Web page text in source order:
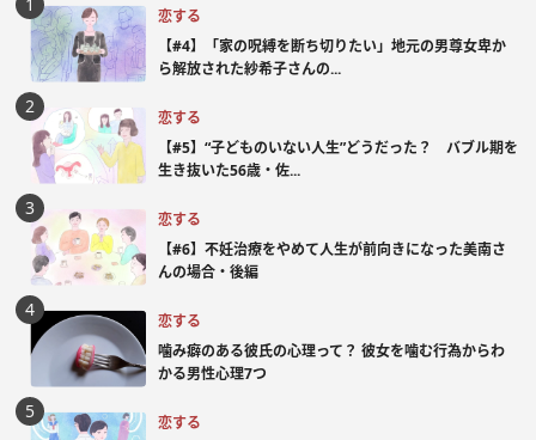
恋する
【#4】「家の呪縛を断ち切りたい」地元の男尊女卑か
ら解放された紗希子さんの...
恋する
【#5】“子どものいない人生”どうだった？ バブル期を
生き抜いた56歳・佐...
恋する
【#6】不妊治療をやめて人生が前向きになった美南さ
んの場合・後編
恋する
噛み癖のある彼氏の心理って？ 彼女を噛む行為からわ
かる男性心理7つ
恋する